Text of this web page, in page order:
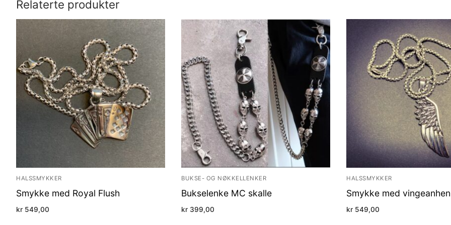
Relaterte produkter
HALSSMYKKER
Smykke med Royal Flush
kr 549,00
BUKSE- OG NØKKELLENKER
Bukselenke MC skalle
kr 399,00
HALSSMYKKER
Smykke med
kr 549,00